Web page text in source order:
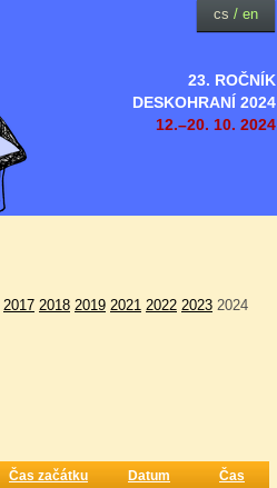
23. ROČNÍK
DESKOHRANÍ 2024
12.–20. 10. 2024
cs / en
2017 2018 2019 2021 2022 2023 2024
Čas začátku
Datum
Čas